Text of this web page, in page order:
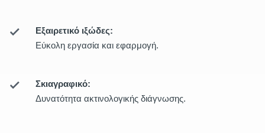
Εξαιρετικό ιξώδες:
Εύκολη εργασία και εφαρμογή.
Σκιαγραφικό:
Δυνατότητα ακτινολογικής διάγνωσης.